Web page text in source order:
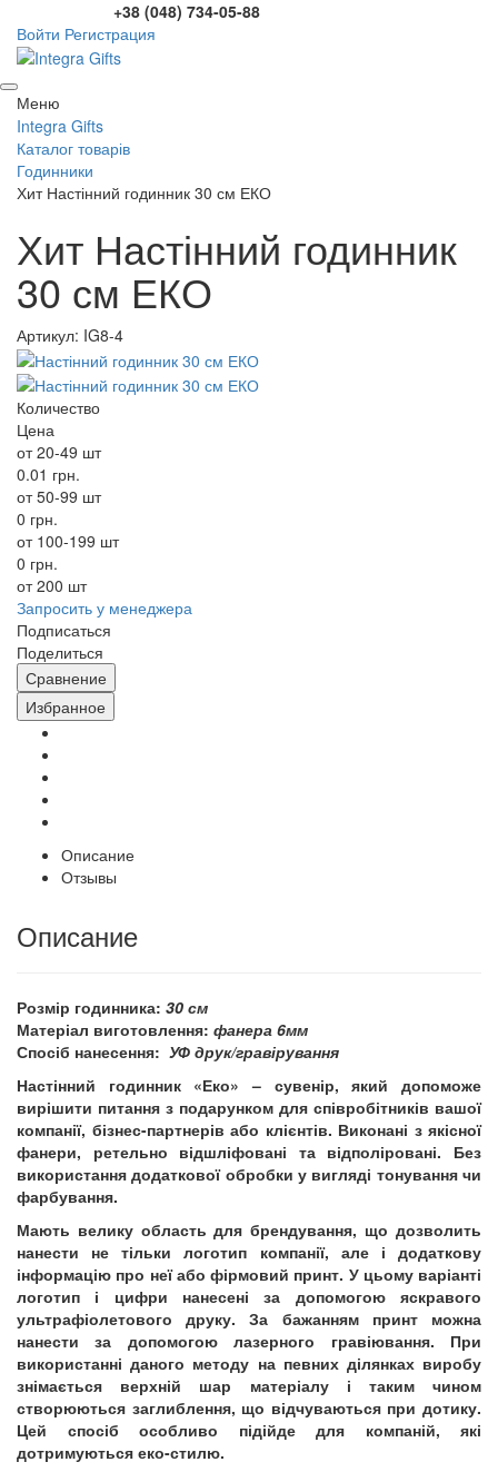
+38 (048) 734-05-88
Войти Регистрация
Меню
Integra Gifts
Каталог товарів
Годинники
Хит Настінний годинник 30 см ЕКО
Хит Настінний годинник
30 см ЕКО
Артикул: IG8-4
Количество
Цена
от 20-49 шт
0.01 грн.
от 50-99 шт
0 грн.
от 100-199 шт
0 грн.
от 200 шт
Запросить у менеджера
Подписаться
Поделиться
Сравнение
Избранное
Описание
Отзывы
Описание
Розмір годинника: 30 см
Матеріал виготовлення: фанера 6мм
Спосіб нанесення: УФ друк/гравірування
Настінний годинник
«Еко» – сувенір, який допоможе
вирішити питання з подарунком для співробітників вашої
компанії, бізнес-партнерів або клієнтів. Виконані з якісної
фанери, ретельно відшліфовані та відполіровані. Без
використання додаткової обробки у вигляді тонування чи
фарбування.
Мають велику область для брендування, що дозволить
нанести не тільки логотип компанії, але і додаткову
інформацію про неї або фірмовий принт. У цьому варіанті
логотип і цифри нанесені за допомогою яскравого
ультрафіолетового друку. За бажанням принт можна
нанести за допомогоюлазерного гравіювання. При
використанні даного методу на певних ділянках виробу
знімається верхній шар матеріалу і таким чином
створюються заглиблення, що відчуваються при дотику.
Цей спосіб особливо підійде для компаній, які
дотримуються еко-стилю.